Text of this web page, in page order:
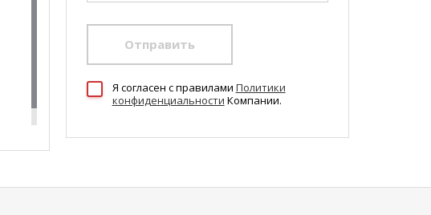
Отправить
Я согласен c правилами Политики
конфиденциальности Компании.